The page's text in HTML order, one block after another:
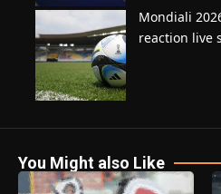
Mondiali
reaction live
You Might also Like